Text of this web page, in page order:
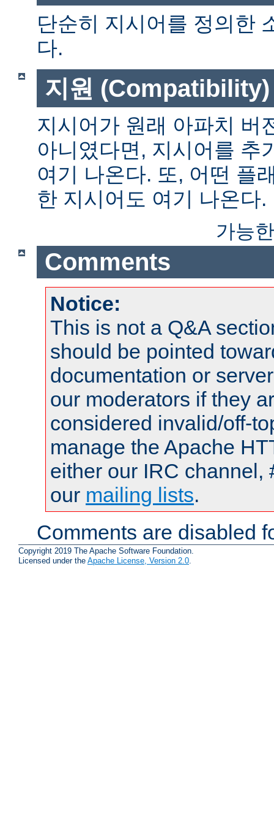
단순히 지시어를 정의한
다.
지원 (Compatibility)
지시어가 원래 아파치 버
아니였다면, 지시어를 추
여기 나온다. 또, 어떤 플
한 지시어도 여기 나온다.
가능
Comments
Notice:
This is not a Q&A
should be pointed
documentation or
our moderators if they
considered invalid/off-
manage the Apache
either our IRC channel,
our mailing lists.
Comments are disabled
Copyright 2019 The Apache Software Foundation.
Licensed under the Apache License, Version 2.0.